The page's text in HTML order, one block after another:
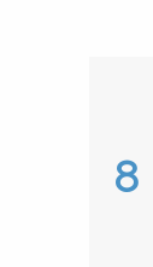
8